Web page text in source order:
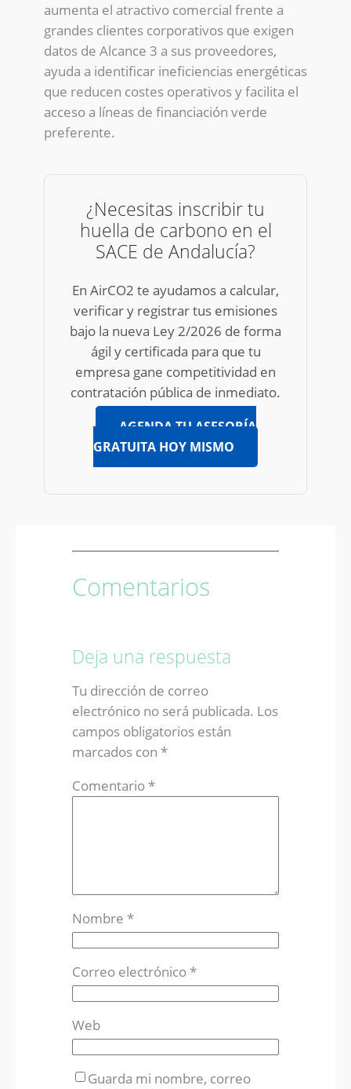
aumenta el atractivo comercial frente a
grandes clientes corporativos que exigen
datos de Alcance 3 a sus proveedores,
ayuda a identificar ineficiencias energéticas
que reducen costes operativos y facilita el
acceso a líneas de financiación verde
preferente.
¿Necesitas inscribir tu
huella de carbono en el
SACE de Andalucía?
En AirCO2 te ayudamos a calcular,
verificar y registrar tus emisiones
bajo la nueva Ley 2/2026 de forma
ágil y certificada para que tu
empresa gane competitividad en
contratación pública de inmediato.
AGENDA TU ASESORÍA
GRATUITA HOY MISMO
Comentarios
Deja una respuesta
Tu dirección de correo
electrónico no será publicada. Los
campos obligatorios están
marcados con *
Comentario*
Nombre *
Correo electrónico*
Web
Guarda mi nombre, correo